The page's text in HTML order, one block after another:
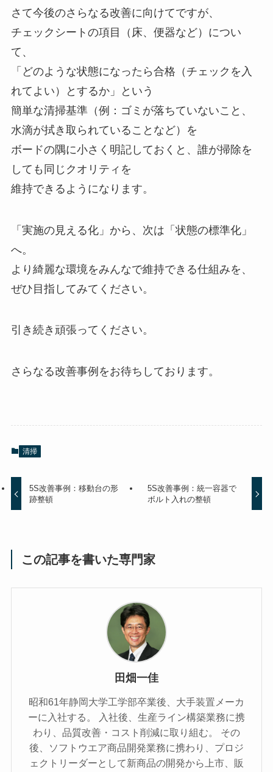
さて今後のさらなる改善に向けてですが、
チェックシートの項目（床、便器など）につい
て、
「どのような状態になったら合格（チェックを入
れてよい）とするか」という
簡単な清掃基準（例：ゴミが落ちていないこと、
水滴が拭き取られていることなど）を
ボードの隅に小さく明記しておくと、誰が掃除を
しても同じクオリティを
維持できるようになります。
「実施の見える化」から、次は「状態の標準化」
へ。
より綺麗な環境をみんなで維持できる仕組みを、
ぜひ目指してみてください。
引き続き頑張ってください。
さらなる改善事例をお待ちしております。
清掃
5S改善事例：移動台の形
跡整頓
5S改善事例：統一容器で
ボルト入れの整頓
この記事を書いた専門家
田畑一佳
昭和61年静岡大学工学部卒業後、大手装置メーカ
ーに入社する。 入社後、生産ライン構築業務に携
わり、品質改善・コスト削減に取り組む。 その
後、ソフトウエア商品開発業務に携わり、プロジ
ェクトリーダーとして新商品の開発から上市、販